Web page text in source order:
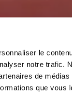
le
notre trafic.
de
que vous